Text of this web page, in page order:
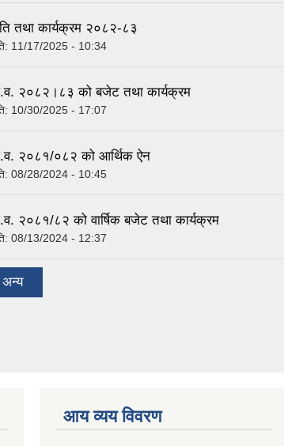
तथा कार्यक्रम २०८२-८३
11/17/2025 - 10:34
२०८२।८३ को बजेट तथा कार्यक्रम
10/30/2025 - 17:07
२०८१/०८२ को आर्थिक ऐन
08/28/2024 - 10:45
२०८१/८२ को वार्षिक बजेट तथा कार्यक्रम
08/13/2024 - 12:37
अन्य
आय व्यय विवरण